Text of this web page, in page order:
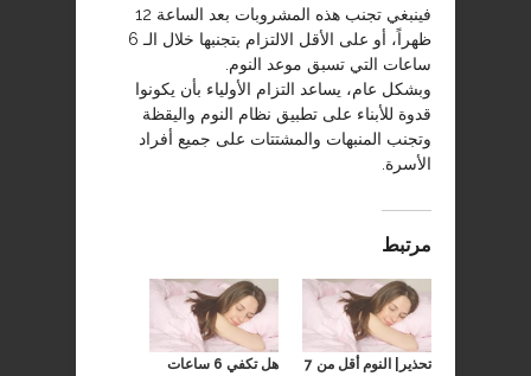
فينبغي تجنب هذه المشروبات بعد الساعة 12
ظهراً، أو على الأقل الالتزام بتجنبها خلال الـ 6
ساعات التي تسبق موعد النوم.
وبشكل عام، يساعد التزام الأولياء بأن يكونوا
قدوة للأبناء على تطبيق نظام النوم واليقظة
وتجنب المنبهات والمشتتات على جميع أفراد
الأسرة.
مرتبط
تحذير| النوم أقل من 7 هل تكفي 6 ساعات